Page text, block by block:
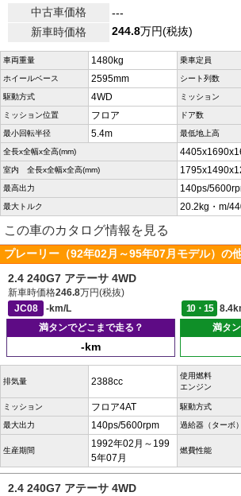
中古車価格
---
新車時価格
244.8万円(税抜)
車両重量 1480kg 乗車定員
ホイールベース 2595mm シート列数
駆動方式 4WD ミッション
ミッション位置 フロア ドア数
最小回転半径 5.4m 最低地上高
全長x全幅x全高(mm)
室内 全長x全幅x全高(mm)
最高出力 140ps/
最大トルク 20.2kg・m/
この車のカタログ情報を見る
プレーリー（92年02月～95年07月モデル）の
2.4 240G7 アテーサ 4WD
新車時価格246.8万円(税抜)
JC08
-km/L 10・15
満タンでどこまで走る？
-km
満タ
排気量 2388cc
使用燃料
エンジン
ミッション フロア4AT 駆動方式
最大出力 140ps/5600rpm 過給器（ターボ）
生産期間
1992年02月～199
5年07月
燃費性能
2.4 240G7 アテーサ 4WD